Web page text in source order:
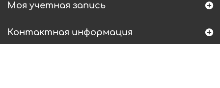
Моя учетная запись
Контактная информация